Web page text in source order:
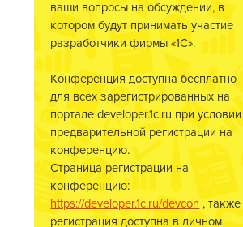
ваши вопросы на обсуждении, в
котором будут принимать участие
разработчики фирмы «1С».
Конференция доступна бесплатно
для всех зарегистрированных на
портале developer.1c.ru при условии
предварительной регистрации на
конференцию.
Страница регистрации на
конференцию:
https://developer.1c.ru/devcon , также
регистрация доступна в личном